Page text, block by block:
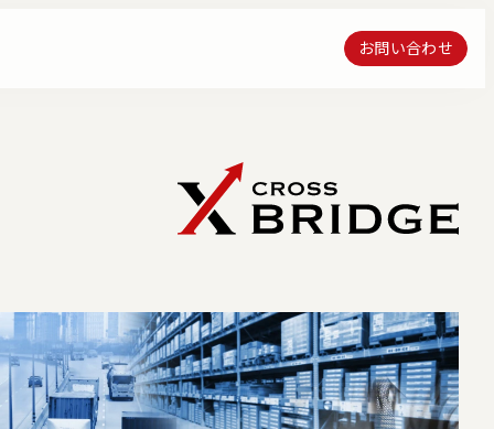
ス・エンジニアリン
ョン
流通プラットフォーム構築運営サ
ービス
お問い合わせ